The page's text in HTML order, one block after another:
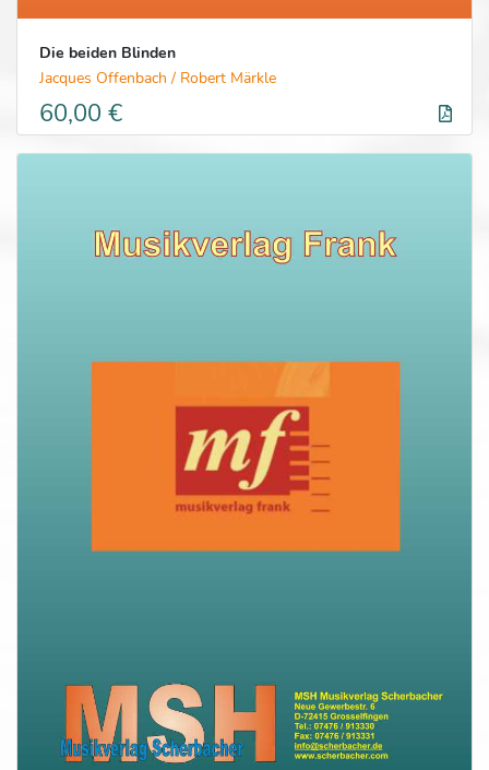
Die beiden Blinden
Jacques Offenbach / Robert Märkle
60,00 €